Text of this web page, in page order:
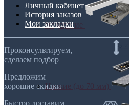
Недорогие
Низкие (до 70 мм)
Личный кабинет
История заказов
Мои закладки
Проконсультируем,
сделаем подбор
Предложим
хорошие скидки
Быстро доставим